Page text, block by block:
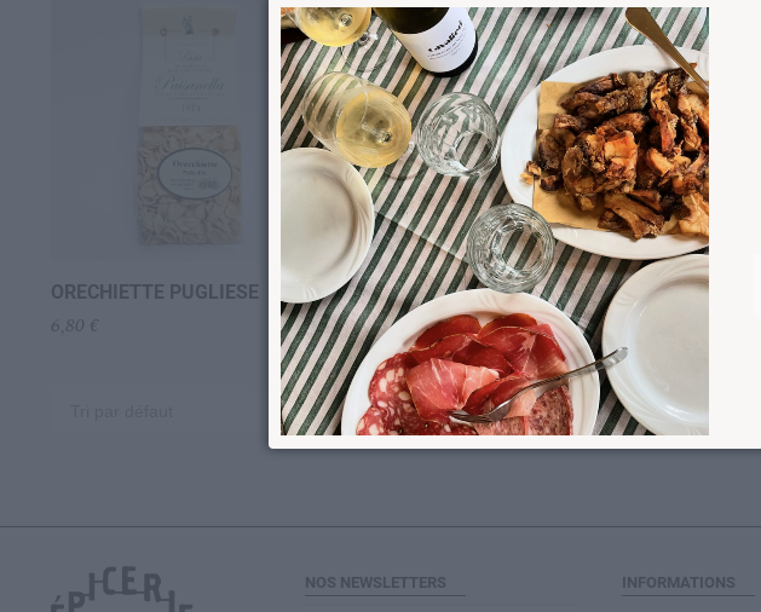
ORECHIETTE PUGLIESE
6,80 € +
SCIALATIELLI
6,80€
NOS NEWSLETTERS INFORMATIONS